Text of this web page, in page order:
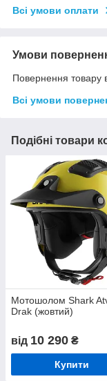
Всі умови оплати
Умови
Повернення товару
Всі умови
Подібні товари
Мотошолом Shark
Drak (жовтий)
від 10 290 ₴
Купити